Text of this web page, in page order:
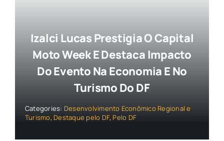
Izalci Lucas Prestigia O Capital
Moto Week E Destaca Impacto
Do Evento Na Economia E No
Turismo Do DF
Categories: Desenvolvimento Econômico Regional e
Turismo, Destaque pelo DF, Pelo DF